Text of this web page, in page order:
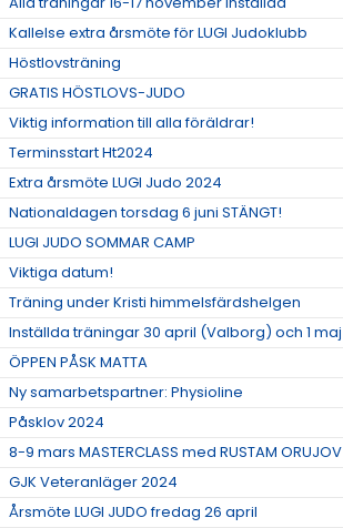
Kallelse extra årsmöte för LUGI Judoklubb
Höstlovsträning
GRATIS HÖSTLOVS-JUDO
Viktig information till alla föräldrar!
Terminsstart Ht2024
Extra årsmöte LUGI Judo 2024
Nationaldagen torsdag 6 juni STÄNGT!
LUGI JUDO SOMMAR CAMP
Viktiga datum!
Träning under Kristi himmelsfärdshelgen
Inställda träningar 30 april (Valborg) och 1 maj
ÖPPEN PÅSK MATTA
Ny samarbetspartner: Physioline
Påsklov 2024
8-9 mars MASTERCLASS med RUSTAM ORUJOV
GJK Veteranläger 2024
Årsmöte LUGI JUDO fredag 26 april